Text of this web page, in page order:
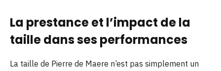
La prestance et l’impact de la
taille dans ses performances
La taille de Pierre de Maere n’est pas simplement un